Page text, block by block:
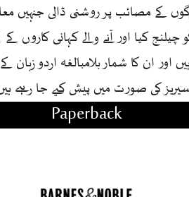
کے مصائب پر روشنی ڈالی جنہیں
کیا اور آنے والے کہانی کاروں کے
ان کا شمار بلامبالغہ اردو
کی صورت میں پیش کیے جا رہے
Paperback